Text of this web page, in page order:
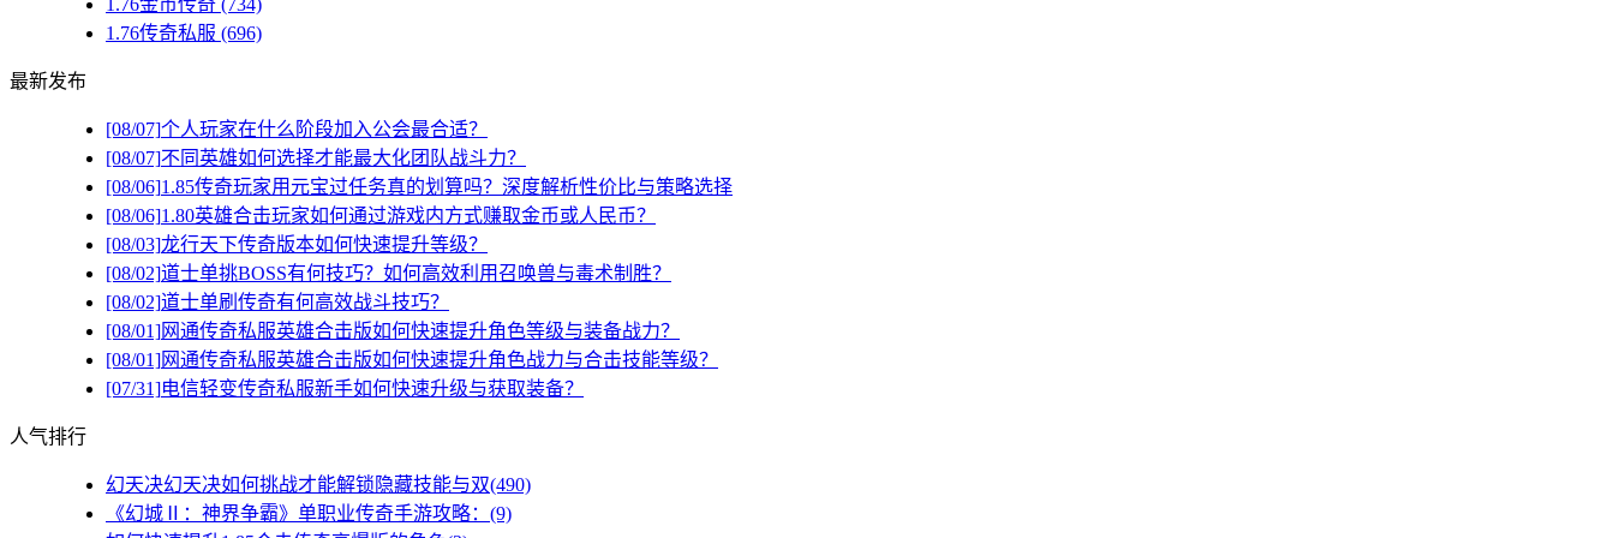
1.76金币传奇 (734)
1.76传奇私服 (696)
最新发布
[08/07]个人玩家在什么阶段加入公会最合适？
[08/07]不同英雄如何选择才能最大化团队战斗力？
[08/06]1.85传奇玩家用元宝过任务真的划算吗？深度解析性价比与策略选择
[08/06]1.80英雄合击玩家如何通过游戏内方式赚取金币或人民币？
[08/03]龙行天下传奇版本如何快速提升等级？
[08/02]道士单挑BOSS有何技巧？如何高效利用召唤兽与毒术制胜？
[08/02]道士单刷传奇有何高效战斗技巧？
[08/01]网通传奇私服英雄合击版如何快速提升角色等级与装备战力？
[08/01]网通传奇私服英雄合击版如何快速提升角色战力与合击技能等级？
[07/31]电信轻变传奇私服新手如何快速升级与获取装备？
人气排行
幻天决幻天决如何挑战才能解锁隐藏技能与双(490)
《幻城Ⅱ：神界争霸》单职业传奇手游攻略：(9)